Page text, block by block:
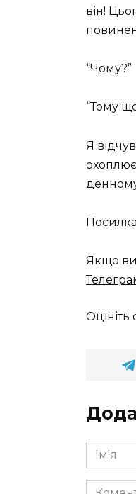
він!
“Чому?”
“Тому
Я
охоплює
денному
Якщо ви
Оцініть
Ім'я
*